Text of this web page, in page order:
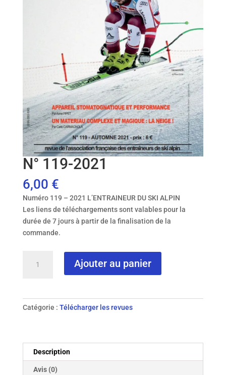
N° 119-2021
6,00 €
Numéro 119 – 2021 L’ENTRAINEUR DU SKI ALPIN
Les liens de téléchargements sont valables pour la
durée de 7 jours à partir de la finalisation de la
commande.
Ajouter au panier
Catégorie : Télécharger les revues
Description
Avis (0)